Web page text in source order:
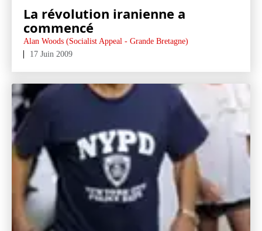
La révolution iranienne a
commencé
Alan Woods (Socialist Appeal - Grande Bretagne)
17 Juin 2009